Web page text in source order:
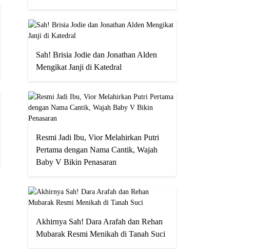
Sah! Brisia Jodie dan Jonathan Alden
Mengikat Janji di Katedral
Resmi Jadi Ibu, Vior Melahirkan Putri
Pertama dengan Nama Cantik, Wajah
Baby V Bikin Penasaran
Akhirnya Sah! Dara Arafah dan Rehan
Mubarak Resmi Menikah di Tanah Suci